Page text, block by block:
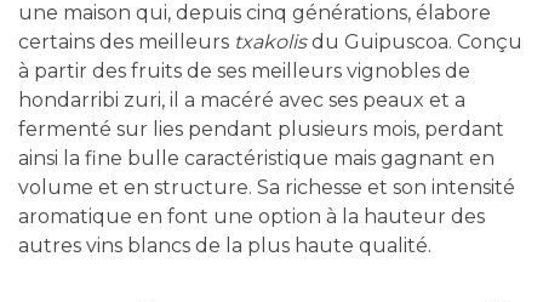
une maison qui, depuis cinq générations, élabore
certains des meilleurs txakolisdu Guipuscoa. Conçu
à partir des fruits de ses meilleurs vignobles de
hondarribi zuri, il a macéré avec ses peaux et a
fermenté sur lies pendant plusieurs mois, perdant
ainsi la fine bulle caractéristique mais gagnant en
volume et en structure. Sa richesse et son intensité
aromatique en font une option à la hauteur des
autres vins blancs de la plus haute qualité.